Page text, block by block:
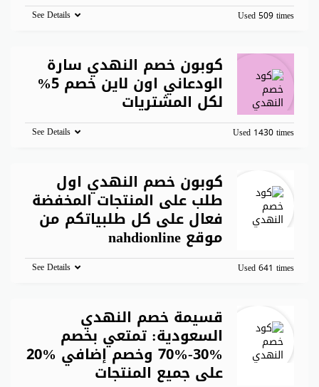
Used 509 times
See Details
كوبون خصم النهدي سارة
الودعاني اون لاين خصم 5%
لكل المشتريات
Used 1430 times
See Details
كوبون خصم النهدي اول
طلب على المنتجات المخفضة
فعال على كل طلبياتكم من
موقع nahdionline
Used 641 times
See Details
قسيمة خصم النهدي
السعودية: تمتعي بخصم
%30-%70 وخصم إضافي %20
على جميع المنتجات